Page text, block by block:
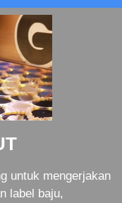
untuk mengerjakan
label baju,